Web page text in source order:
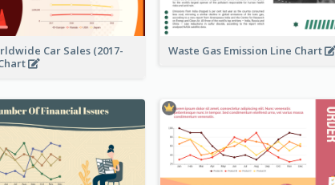
Car Sales (2017-
Waste Gas Emission Line Chart